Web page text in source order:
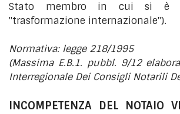
Stato membro in cui si è
"trasformazione internazionale").
Normativa: legge 218/1995
(Massima E.B.1. pubbl. 9/12
Interregionale Dei Consigli Notarili
INCOMPETENZA DEL NOTAIO